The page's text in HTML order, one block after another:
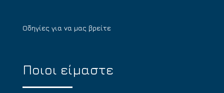
Οδηγίες για να μας βρείτε
Ποιοι είμαστε